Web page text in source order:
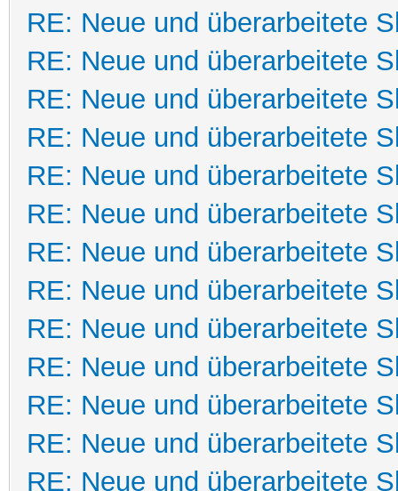
RE: Neue und überarbeitete
RE: Neue und überarbeitete
RE: Neue und überarbeitete
RE: Neue und überarbeitete
RE: Neue und überarbeitete
RE: Neue und überarbeitete
RE: Neue und überarbeitete
RE: Neue und überarbeitete
RE: Neue und überarbeitete
RE: Neue und überarbeitete
RE: Neue und überarbeitete
RE: Neue und überarbeitete
RE: Neue und überarbeitete